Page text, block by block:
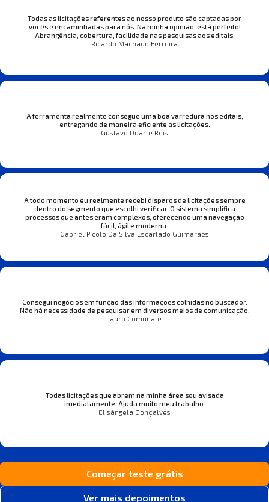
Todas as licitações referentes ao nosso produto são captadas por
vocês e encaminhadas para nós. Na minha opinião, está perfeito!
Abrangência, cobertura, facilidade nas pesquisas aos editais.
Ricardo Machado Ferreira
A ferramenta realmente consegue uma boa varredura nos editais,
entregando de maneira eficiente as licitações.
Gustavo Duarte Reis
A todo momento eu realmente recebi disparos de licitações sempre
dentro do segmento que escolhi verificar. O sistema simplifica
processos que antes eram complexos, oferecendo uma navegação
fácil, ágil e moderna.
Gabriel Picolo Da Silva Escarlado Guimarães
Consegui negócios em função das informações colhidas no buscador.
Não há necessidade de pesquisar em diversos meios de comunicação.
Jauro Comunale
Todas licitações que abrem na minha área sou avisada
imediatamente. Ajuda muito meu trabalho.
Elisângela Gonçalves
Começar teste grátis
Ver mais depoimentos